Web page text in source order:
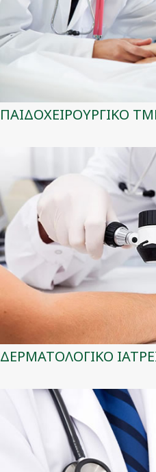
ΠΑΙΔΟΧΕΙΡΟΥΡΓΙΚΟ
ΔΕΡΜΑΤΟΛΟΓΙΚΟ